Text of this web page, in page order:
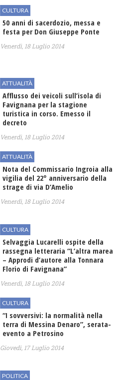
CULTURA
50 anni di sacerdozio, messa e
festa per Don Giuseppe Ponte
Venerdì, 18 Luglio 2014
ATTUALITÀ
Afflusso dei veicoli sull’isola di
Favignana per la stagione
turistica in corso. Emesso il
decreto
Venerdì, 18 Luglio 2014
ATTUALITÀ
Nota del Commissario Ingroia alla
vigilia del 22° anniversario della
strage di via D’Amelio
Venerdì, 18 Luglio 2014
CULTURA
Selvaggia Lucarelli ospite della
rassegna letteraria “L’altra marea
– Approdi d’autore alla Tonnara
Florio di Favignana”
Venerdì, 18 Luglio 2014
CULTURA
“I sovversivi: la normalità nella
terra di Messina Denaro”, serata-
evento a Petrosino
Giovedì, 17 Luglio 2014
POLITICA